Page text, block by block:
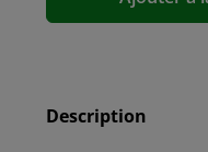
Description